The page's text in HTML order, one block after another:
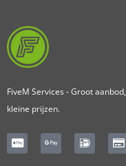
FiveM Services - Groot aanbod,
kleine prijzen.